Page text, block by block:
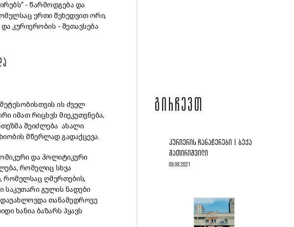
- წარმოდგება და
ერთი შეხედვით ორი,
კურიერობის - შეთავსება
ის ძველ
იმათ რიცხვს მიეკუთვნება,
შეიძლება ახალი
მწერლად გადაქცევა.
და პოლიტიკური
რომელიც სხვა
რომელსაც ღმერთების,
საკუთარი გულის ნადები
თანამედროვე
ხანია ბაზარს ჰყავს
ᲒᲘᲠᲩᲔᲕᲗ
ᲙᲣᲠᲘᲔᲠᲘᲡ ᲩᲐᲜᲐᲬᲔᲠᲔᲑᲘ | ᲑᲔᲥᲐ
ᲨᲐᲗᲘᲠᲘᲨᲕᲘᲚᲘ
09.08.2021